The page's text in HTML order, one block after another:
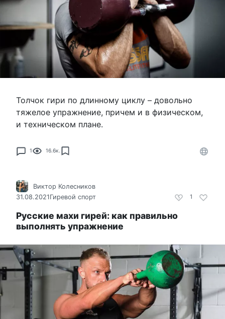
Толчок гири по длинному циклу – довольно
тяжелое упражнение, причем и в физическом,
и техническом плане.
1 16.6к.
1
Виктор Колесников
31.08.2021Гиревой спорт
Русские махи гирей: как правильно
выполнять упражнение